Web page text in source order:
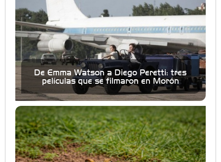
De Emma Watson a Diego Peretti: tres
películas que se filmaron en Morón